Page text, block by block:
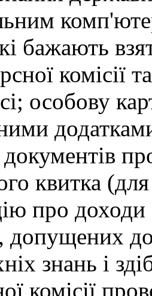
бажають
комісії
особову
документів
квитка
про доходи
допущених
знань і
комісії